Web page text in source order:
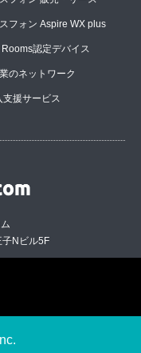
フォン Aspire WX plus
認定デバイス
のネットワーク
支援サービス
Nビル5F